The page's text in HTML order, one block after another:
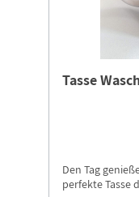
Naturschutz-
vom
Tasse
Den Tag
perfekte Tasse